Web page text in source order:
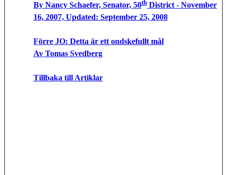
By Nancy Schaefer, Senator, 50th District - November
16, 2007, Updated: September 25, 2008
Förre JO: Detta är ett ondskefullt mål
Av Tomas Svedberg
Tillbaka till Artiklar